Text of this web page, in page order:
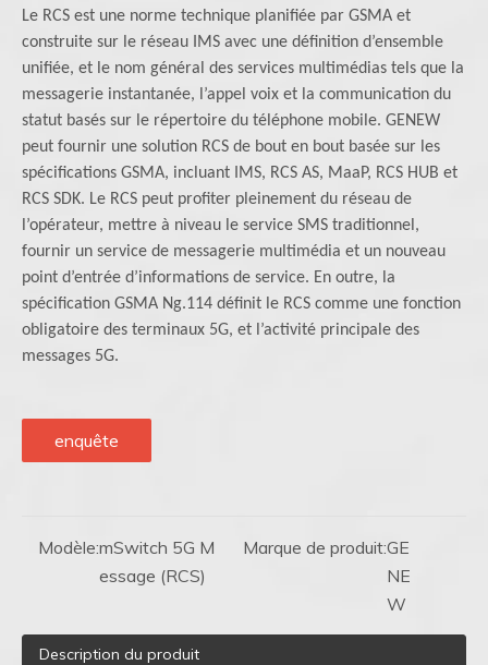
Le RCS est une norme technique planifiée par GSMA et
construite sur le réseau IMS avec une définition d’ensemble
unifiée, et le nom général des services multimédias tels que la
messagerie instantanée, l’appel voix et la communication du
statut basés sur le répertoire du téléphone mobile. GENEW
peut fournir une solution RCS de bout en bout basée sur les
spécifications GSMA, incluant IMS, RCS AS, MaaP, RCS HUB et
RCS SDK. Le RCS peut profiter pleinement du réseau de
l’opérateur, mettre à niveau le service SMS traditionnel,
fournir un service de messagerie multimédia et un nouveau
point d’entrée d’informations de service. En outre, la
spécification GSMA Ng.114 définit le RCS comme une fonction
obligatoire des terminaux 5G, et l’activité principale des
messages 5G.
enquête
Modèle:mSwitch 5G M
essage (RCS)
Marque de produit:GE
NE
W
Description du produit